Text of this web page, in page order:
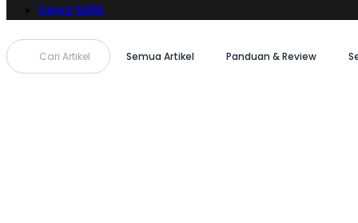
Sewa Milik
Cari Artikel Semua Artikel Panduan & Review